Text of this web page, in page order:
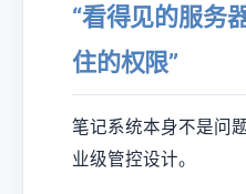
“看得见的服务
住的权限”
笔记系统本身不是问
业级管控设计。